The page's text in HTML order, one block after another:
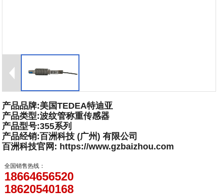
产品品牌:美国TEDEA特迪亚
产品类型:波纹管称重传感器
产品型号:355系列
产品经销:百洲科技 (广州) 有限公司
百洲科技官网: https://www.gzbaizhou.com
全国销售热线：
18664656520
18620540168